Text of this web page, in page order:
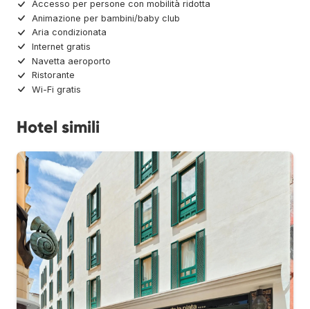
Accesso per persone con mobilità ridotta
Animazione per bambini/baby club
Aria condizionata
Internet gratis
Navetta aeroporto
Ristorante
Wi-Fi gratis
Hotel simili